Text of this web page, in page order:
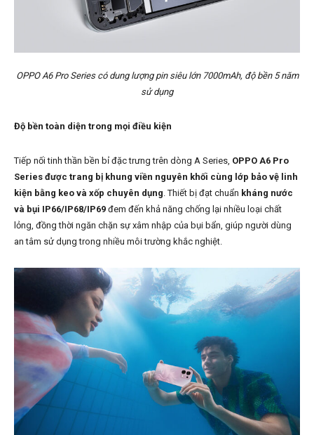
OPPO A6 Pro Series có dung lượng pin siêu lớn 7000mAh, độ bền 5 năm
sử dụng
Độ bền toàn diện trong mọi điều kiện
Tiếp nối tinh thần bền bỉ đặc trưng trên dòng A Series, OPPO A6 Pro
Series được trang bị khung viền nguyên khối cùng lớp bảo vệ linh
kiện bằng keo và xốp chuyên dụng. Thiết bị đạt chuẩn kháng nước
và bụi IP66/IP68/IP69 đem đến khả năng chống lại nhiều loại chất
lỏng, đồng thời ngăn chặn sự xâm nhập của bụi bẩn, giúp người dùng
an tâm sử dụng trong nhiều môi trường khắc nghiệt.